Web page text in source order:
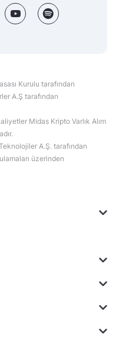
Kurulu tarafından
A.Ş tarafından
Midas Kripto Varlık Alım
A.Ş. tarafından
üzerinden